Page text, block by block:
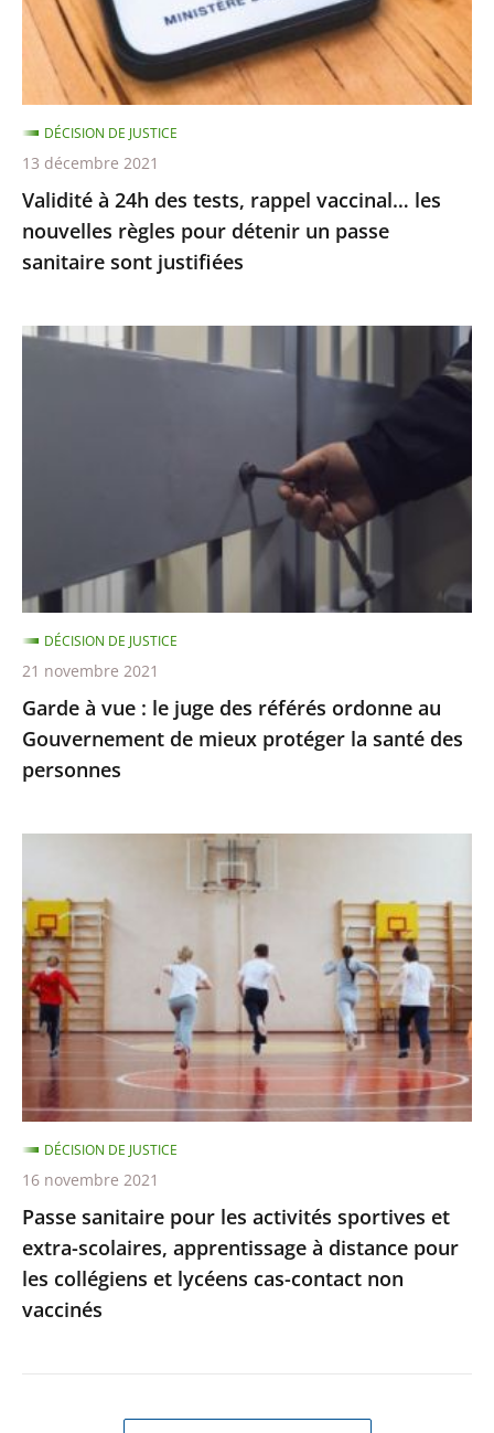
vaccinal…
les
nouvelles
règles
pour
détenir
un
passe
sanitaire
justifiées
Validité à 24h des tests, rappel vaccinal… les
nouvelles règles pour détenir un passe
sanitaire sont justifiées
DÉCISION DE JUSTICE
13 décembre 2021
Garde
ordonne
au
Gouvernement
de
mieux
protéger
la
des
Garde à vue : le juge des référés ordonne au
Gouvernement de mieux protéger la santé des
personnes
DÉCISION DE JUSTICE
21 novembre 2021
pour
les
activités
sportives
et
extra-
scolaires,
apprentissage
à
distance
pour
les
collégiens
et
Passe sanitaire pour les activités sportives et
extra-scolaires, apprentissage à distance pour
les collégiens et lycéens cas-contact non
vaccinés
DÉCISION DE JUSTICE
16 novembre 2021